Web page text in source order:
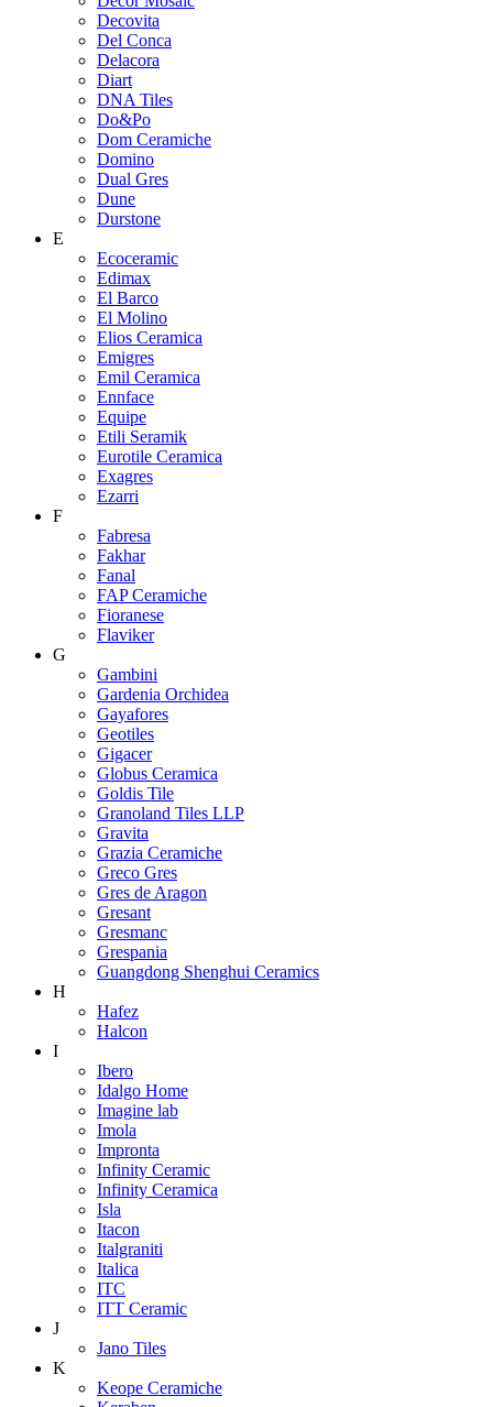
Decovita
Del Conca
Delacora
Diart
DNA Tiles
Do&Po
Dom Ceramiche
Domino
Dual Gres
Dune
Durstone
E
Ecoceramic
Edimax
El Barco
El Molino
Elios Ceramica
Emigres
Emil Ceramica
Ennface
Equipe
Etili Seramik
Eurotile Ceramica
Exagres
Ezarri
F
Fabresa
Fakhar
Fanal
FAP Ceramiche
Fioranese
Flaviker
G
Gambini
Gardenia Orchidea
Gayafores
Geotiles
Gigacer
Globus Ceramica
Goldis Tile
Granoland Tiles LLP
Gravita
Grazia Ceramiche
Greco Gres
Gres de Aragon
Gresant
Gresmanc
Grespania
Guangdong Shenghui Ceramics
H
Hafez
Halcon
I
Ibero
Idalgo Home
Imagine lab
Imola
Impronta
Infinity Ceramic
Infinity Ceramica
Isla
Itacon
Italgraniti
Italica
ITC
ITT Ceramic
J
Jano Tiles
K
Keope Ceramiche